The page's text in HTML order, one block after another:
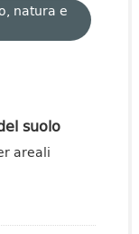
natura e
suolo
areali